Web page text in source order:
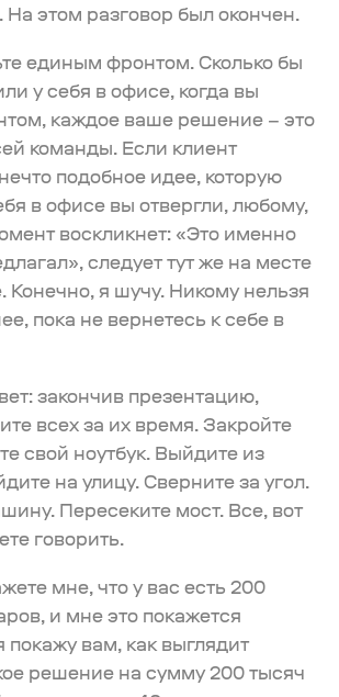
На этом разговор был окончен.
единым фронтом. Сколько бы
у себя в офисе, когда вы
каждое ваше решение – это
команды. Если клиент
подобное идее, которую
в офисе вы отвергли, любому,
воскликнет: «Это именно
следует тут же на месте
Конечно, я шучу. Никому нельзя
пока не вернетесь к себе в
закончив презентацию,
всех за их время. Закройте
свой ноутбук. Выйдите из
на улицу. Сверните за угол.
Пересеките мост. Все, вот
говорить.
мне, что у вас есть 200
и мне это покажется
вам, как выглядит
решение на сумму 200 тысяч